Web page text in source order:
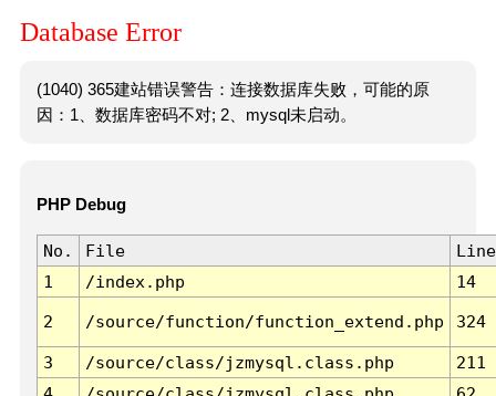
Database Error
(1040) 365建站错误警告：连接数据库失败，可能的原
因：1、数据库密码不对; 2、mysql未启动。
PHP Debug
No. File
Line
1
/index.php 14
2 /source/function/function_extend.php 324
3 /source/class/jzmysql.class.php
211